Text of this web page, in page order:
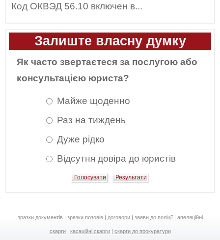
Код ОКВЭД 56.10 включен в...
Залиште власну думку
Як часто звертаєтеся за послугою або
консультацією юриста?
Майже щоденно
Раз на тиждень
Дуже рідко
Відсутня довіра до юристів
зразки документів| зразки позовів| договори| заяви до поліції| апеляційні
скарги| касаційні скарги| скарги до прокуратури